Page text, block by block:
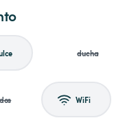
ducha
WiFi